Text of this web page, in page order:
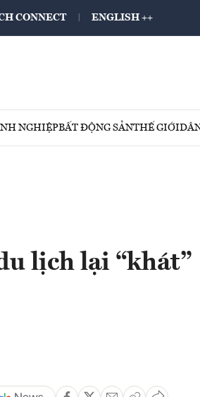
CONNECT ENGLISH ++
NGHIỆPBẤT ĐỘNG SẢNTHẾ GIỚI
lịch lại “khát”